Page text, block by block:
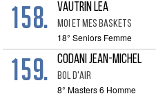
158. VAUTRIN LEA
MOI ET MES BASKETS
18° Seniors Femme
159. CODANI JEAN-MICHEL
BOL D'AIR
8° Masters 6 Homme